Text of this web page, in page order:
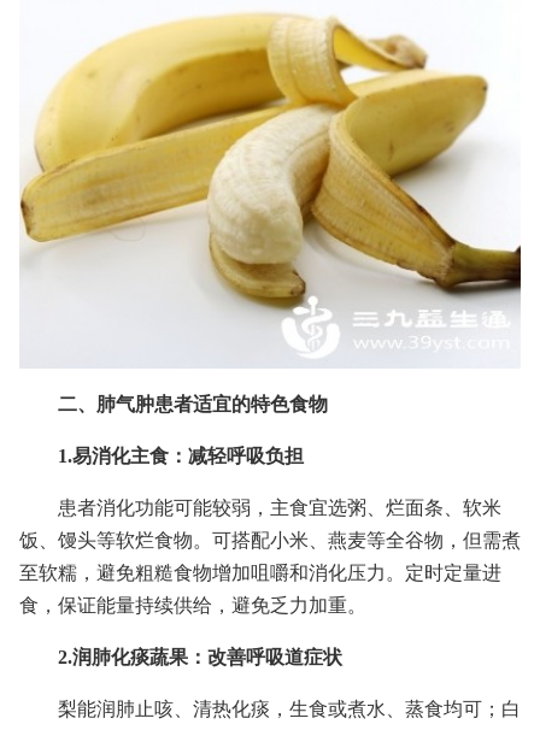
二、肺气肿患者适宜的特色食物
1.易消化主食：减轻呼吸负担
患者消化功能可能较弱，主食宜选粥、烂面条、软米
饭、馒头等软烂食物。可搭配小米、燕麦等全谷物，但需煮
至软糯，避免粗糙食物增加咀嚼和消化压力。定时定量进
食，保证能量持续供给，避免乏力加重。
2.润肺化痰蔬果：改善呼吸道症状
梨能润肺止咳、清热化痰，生食或煮水、蒸食均可；白